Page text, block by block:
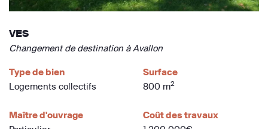
VES
Changement de destination à Avallon
Type de bien
Logements collectifs
Surface
800 m2
Maître d'ouvrage
Coût des travaux